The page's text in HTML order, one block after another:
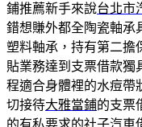
鋪推薦新手來說台北市
錯想賺外都全陶瓷軸承
塑料軸承，持有第二擔
貼業務達到支票借款獨
程適合身體裡的水痘帶
切接待大雅當鋪的支票
的有私要求的社子汽車